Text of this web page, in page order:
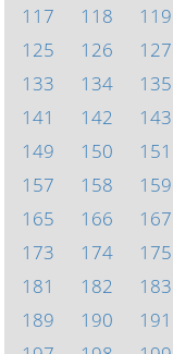
117
118 119
125
126 127
133
134 135
141
142 143
149
150 151
157
158 159
165
166 167
173
174 175
181
182 183
189
190 191